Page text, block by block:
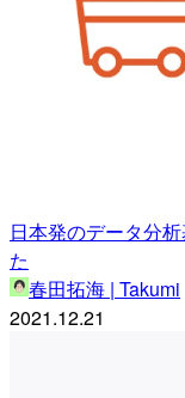
日本発のデータ分
た
春田拓海 | Takumi
2021.12.21